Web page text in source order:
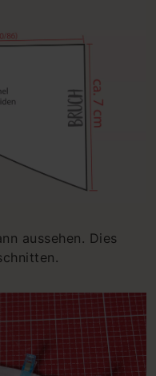
aussehen. Dies